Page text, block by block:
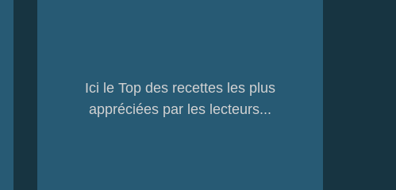
Ici le Top des recettes les plus
appréciées par les lecteurs...